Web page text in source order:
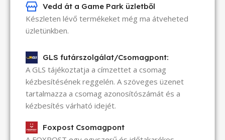
Vedd át a Game Park üzletből
Készleten lévő termékeket még ma átveheted
üzletünkben.
GLS futárszolgálat/Csomagpont:
A GLS tájékoztatja a címzettet a csomag
kézbesítésének reggelén. A szöveges üzenet
tartalmazza a csomag azonosítószámát és a
kézbesítés várható idejét.
Foxpost Csomagpont